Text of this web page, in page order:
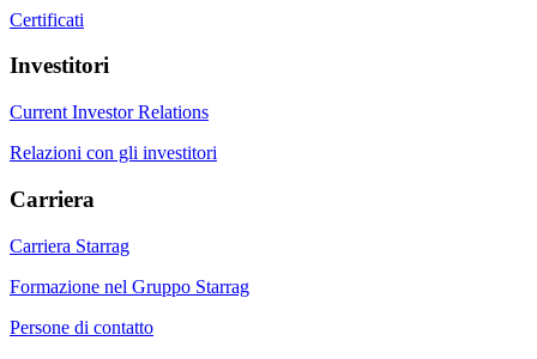
Certificati
Investitori
Current Investor Relations
Relazioni con gli investitori
Carriera
Carriera Starrag
Formazione nel Gruppo Starrag
Persone di contatto